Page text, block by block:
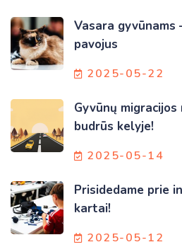
Vasara
pavojus
2025-05-22
Gyvūnų
budrūs kelyje!
2025-05-14
Prisidedame prie
kartai!
2025-05-12